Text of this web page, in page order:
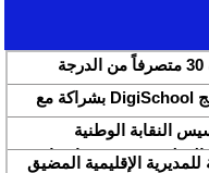
عاجــــــــل | الإعلان عن مباراة توظيف 30 متصرفاً من الدرجة
انطلاق المخيم التدريبي الوطني لبرنامج DigiSchool بشراكة مع
النقابة الوطنية
للمتصرفين والمتصرفات بقطاع التربية الوطنية SNASE وانتخاب
الإقليمية المضيق